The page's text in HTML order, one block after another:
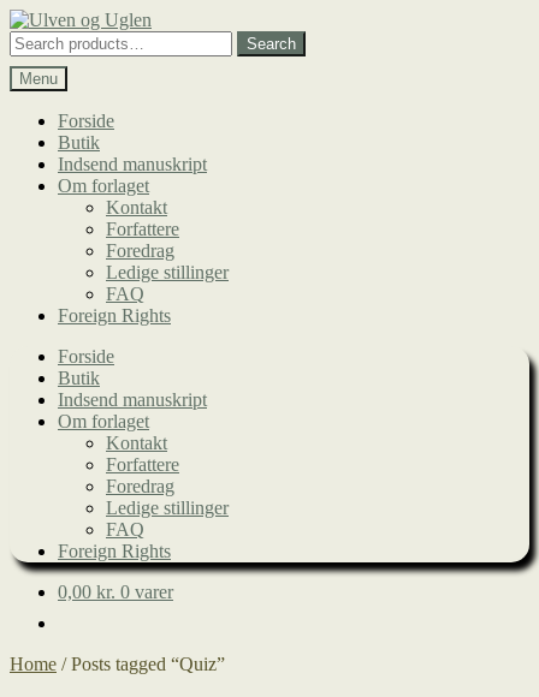
Spring
til
navigation
Spring
til
indhold
Search
for:
Search
Menu
Forside
Butik
Indsend manuskript
Om forlaget
Kontakt
Forfattere
Foredrag
Ledige stillinger
FAQ
Foreign Rights
Forside
Butik
Indsend manuskript
Om forlaget
Kontakt
Forfattere
Foredrag
Ledige stillinger
FAQ
Foreign Rights
0,00 kr. 0 varer
Home /Posts tagged “Quiz”